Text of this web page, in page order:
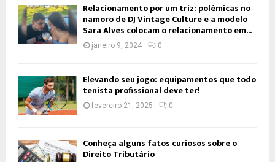
Relacionamento por um triz: polêmicas no
namoro de DJ Vintage Culture e a modelo
Sara Alves colocam o relacionamento em...
janeiro 9, 2024 0
Elevando seu jogo: equipamentos que todo
tenista profissional deve ter!
fevereiro 21, 2025 0
Conheça alguns fatos curiosos sobre o
Direito Tributário